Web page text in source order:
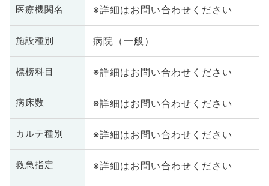
医療機関名 ※詳細はお問い合わせください
施設種別 病院（一般）
標榜科目 ※詳細はお問い合わせください
病床数 ※詳細はお問い合わせください
カルテ種別 ※詳細はお問い合わせください
救急指定 ※詳細はお問い合わせください